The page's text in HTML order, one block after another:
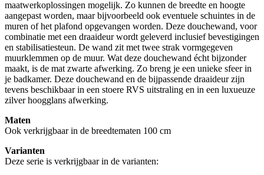
maatwerkoplossingen mogelijk. Zo kunnen de breedte en hoogte
aangepast worden, maar bijvoorbeeld ook eventuele schuintes in de
muren of het plafond opgevangen worden. Deze douchewand, voor
combinatie met een draaideur wordt geleverd inclusief bevestigingen
en stabilisatiesteun. De wand zit met twee strak vormgegeven
muurklemmen op de muur. Wat deze douchewand écht bijzonder
maakt, is de mat zwarte afwerking. Zo breng je een unieke sfeer in
je badkamer. Deze douchewand en de bijpassende draaideur zijn
tevens beschikbaar in een stoere RVS uitstraling en in een luxueuze
zilver hoogglans afwerking.
Maten
Ook verkrijgbaar in de breedtematen 100 cm
Varianten
Deze serie is verkrijgbaar in de varianten: